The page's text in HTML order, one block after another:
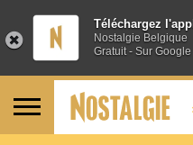
Téléchargez
Nostalgie Belgique
Gratuit - Sur